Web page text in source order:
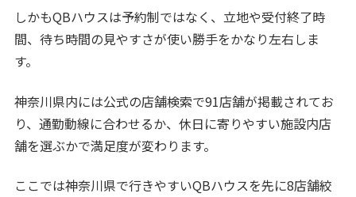
しかもQBハウスは予約制ではなく、立地や受付終了時
間、待ち時間の見やすさが使い勝手をかなり左右しま
す。
神奈川県内には公式の店舗検索で91店舗が掲載されてお
り、通勤動線に合わせるか、休日に寄りやすい施設内店
舗を選ぶかで満足度が変わります。
ここでは神奈川県で行きやすいQBハウスを先に8店舗絞